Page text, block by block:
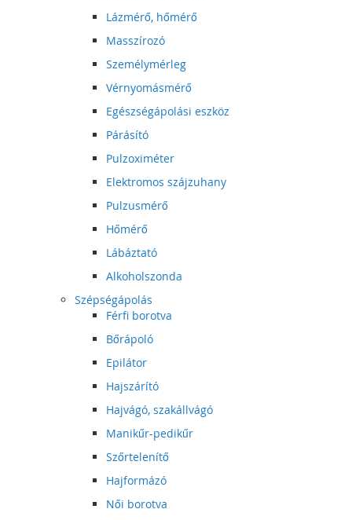
Lázmérő, hőmérő
Masszírozó
Személymérleg
Vérnyomásmérő
Egészségápolási eszköz
Párásító
Pulzoximéter
Elektromos szájzuhany
Pulzusmérő
Hőmérő
Lábáztató
Alkoholszonda
Szépségápolás
Férfi borotva
Bőrápoló
Epilátor
Hajszárító
Hajvágó, szakállvágó
Manikűr-pedikűr
Szőrtelenítő
Hajformázó
Női borotva